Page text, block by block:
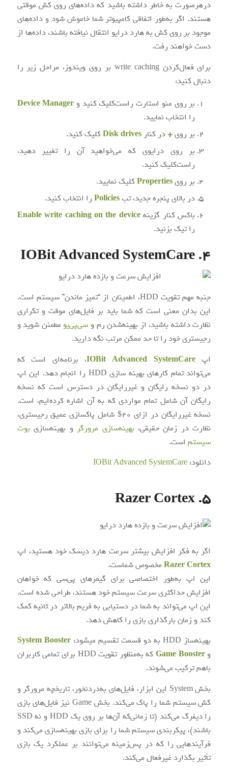
درهرصورت به خاطر داشته باشید که داده‌های روی کش موقتی
هستند. اگر به‌طور اتفاقی کامپیوتر شما خاموش شود و داده‌های
موجود بر روی کش به هارد درایو انتقال نیافته باشند، داده‌ها از
دست خواهند رفت.
برای فعال‌کردن write caching بر روی ویندوز، مراحل زیر را
دنبال کنید:
بر روی منو استارت راست‌کلیک کنید و Device Manager
را انتخاب نمایید.
بر روی+در کنار Disk drivesکلیک کنید.
بر روی درایوی که می‌خواهید آن را تغییر دهید،
راست‌کلیک کنید.
بر رویPropertiesکلیک نمایید.
در بالای پنجره جدید، تبPoliciesرا انتخاب کنید.
باکس کنار گزینهEnable write caching on the device
را تیک بزنید.
4. IOBit Advanced SystemCare
جنبه مهم تقویت HDD، اطمینان از “تمیز ماندن” سیستم است.
این بدان معنی است که شما باید بر فایل‌های موقت و تکراری
نظارت داشته باشید، از بهینه‌شدن رم و سی‌پی‌یو مطمئن شوید و
رجیستری خود را تا حد ممکن مرتب نگه دارید.
اپIOBit Advanced SystemCare
، برنامه‌ای است که
می‌تواند تمام کارهای بهینه سازی HDD را انجام دهد. این اپ
در دو نسخه رایگان و غیررایگان در دسترس است که نسخه
رایگان آن شامل تمام مواردی که به آن اشاره کرده‌ایم، است.
نسخه غیررایگان در ازای 20$ شامل پاکسازی عمیق رجیستری،
نظارت در زمان حقیقی، بهینه‌سازی مرورگر و بهینه‌سازی بوت
سیستماست.
دانلود: IOBit Advanced SystemCare
5. Razer Cortex
اگر به فکر افزایش بیشتر سرعت هارد دیسک خود هستید، اپ
Razer Cortexمخصوص شماست.
این اپ به‌طور اختصاصی برای گیمرهای پی‌سی که خواهان
افزایش حداکثری سرعت سیستم خود هستند، طراحی شده است.
این اپ می‌تواند به شما در دستیابی به فریم بالاتر در ثانیه کمک
کند و زمان بارگذاری بازی را کاهش دهد.
بهینه‌ساز HDD به دو قسمت تقسیم میشود:
System Booster
و Game Booster
که به‌منظور تقویت HDD برای تمامی کاربران
باهم ترکیب می‌شوند.
بخش System این ابزار، فایل‌های به‌دردنخور، تاریخچه مرورگر و
کش سیستم شما را پاک می‌کند. بخش Game نیز فایل‌های بازی
را دیفرگ می‌کند (تا زمانی‌که آن‌ها بر روی یک HDD و نه SSD
باشند)، پیکربندی سیستم شما را برای بازی بهینه‌سازی می‌کند و
فرآیندهایی را که در پس‌زمینه می‌توانند بر عملکرد یک بازی
تأثیر بگذارد غیرفعال می‌کند.